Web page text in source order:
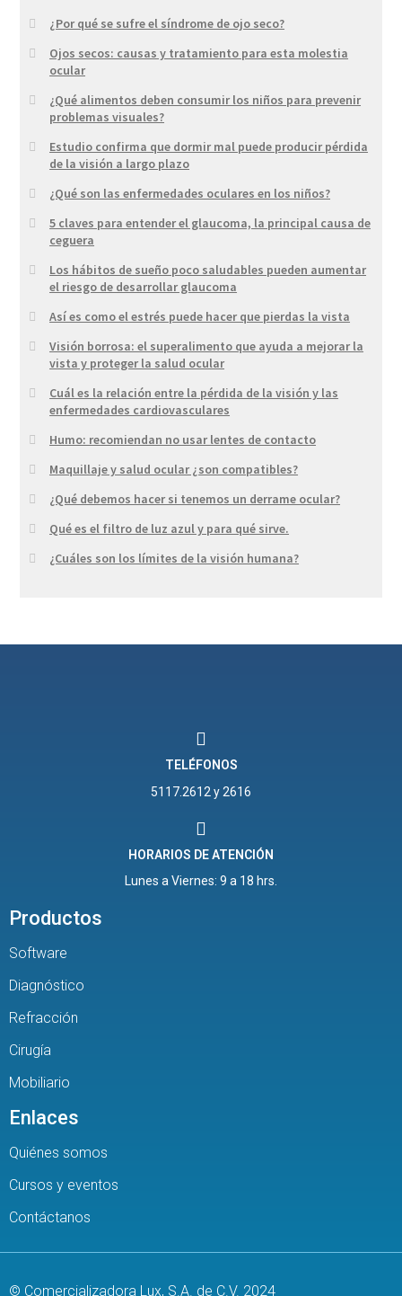
¿Por qué se sufre el síndrome de ojo seco?
Ojos secos: causas y tratamiento para esta molestia
ocular
¿Qué alimentos deben consumir los niños para prevenir
problemas visuales?
Estudio confirma que dormir mal puede producir pérdida
de la visión a largo plazo
¿Qué son las enfermedades oculares en los niños?
5 claves para entender el glaucoma, la principal causa de
ceguera
Los hábitos de sueño poco saludables pueden aumentar
el riesgo de desarrollar glaucoma
Así es como el estrés puede hacer que pierdas la vista
Visión borrosa: el superalimento que ayuda a mejorar la
vista y proteger la salud ocular
Cuál es la relación entre la pérdida de la visión y las
enfermedades cardiovasculares
Humo: recomiendan no usar lentes de contacto
Maquillaje y salud ocular ¿son compatibles?
¿Qué debemos hacer si tenemos un derrame ocular?
Qué es el filtro de luz azul y para qué sirve.
¿Cuáles son los límites de la visión humana?
TELÉFONOS
5117.2612 y 2616
HORARIOS DE ATENCIÓN
Lunes a Viernes: 9 a 18 hrs.
Productos
Software
Diagnóstico
Refracción
Cirugía
Mobiliario
Enlaces
Quiénes somos
Cursos y eventos
Contáctanos
© Comercializadora Lux, S.A. de C.V. 2024